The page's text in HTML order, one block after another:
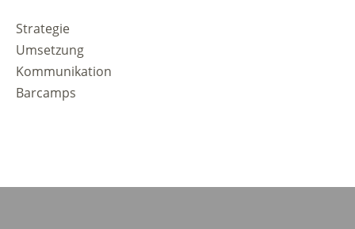
Strategie
Umsetzung
Kommunikation
Barcamps